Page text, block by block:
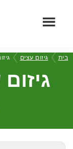
content
בית גיזום עצים